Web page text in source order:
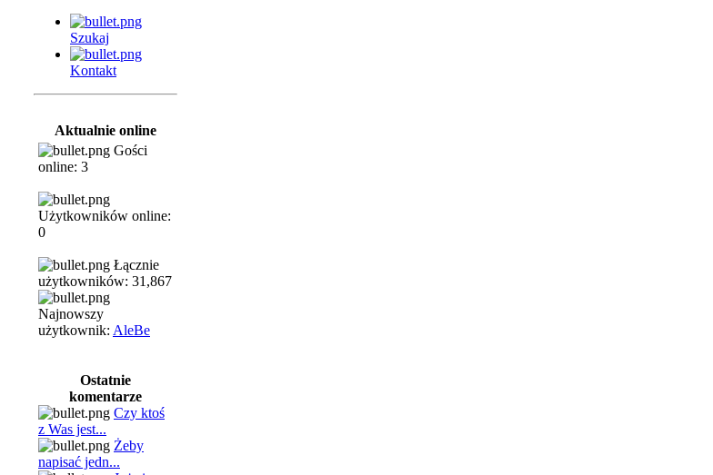
Szukaj
Kontakt
Aktualnie online
Gości
online: 3
Użytkowników online:
0
Łącznie
użytkowników: 31,867
Najnowszy
użytkownik: AleBe
Ostatnie
komentarze
Czy ktoś
z Was jest...
Żeby
napisać jedn...